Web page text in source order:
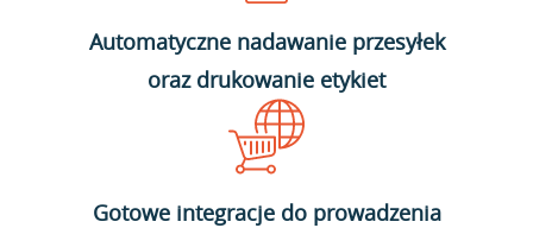
Automatyczne nadawanie przesyłek
oraz drukowanie etykiet
Gotowe integracje do prowadzenia